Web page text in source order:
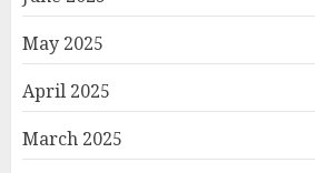
May 2025
April 2025
March 2025